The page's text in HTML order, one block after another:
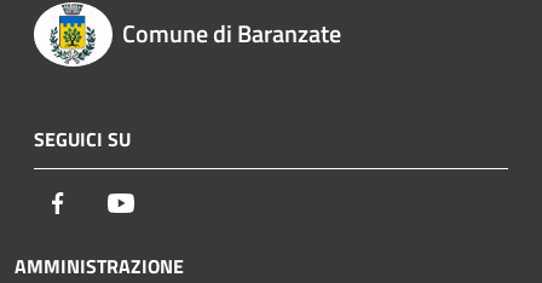
Comune di Baranzate
SEGUICI SU
Facebook
AMMINISTRAZIONE